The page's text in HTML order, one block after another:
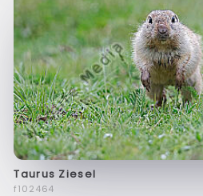
Taurus Ziesel
f102464